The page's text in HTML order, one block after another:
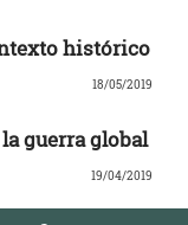
histórico
18/05/2019
guerra global
19/04/2019